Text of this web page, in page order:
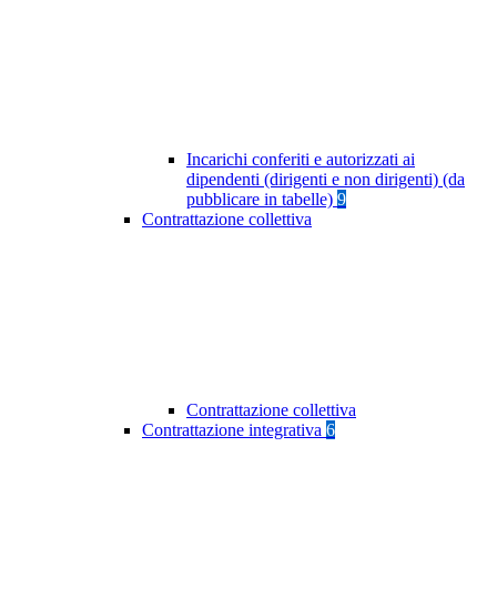
Incarichi conferiti e autorizzati ai
dipendenti (dirigenti e non dirigenti) (da
pubblicare in tabelle) 9
Contrattazione collettiva
Contrattazione collettiva
Contrattazione integrativa 6